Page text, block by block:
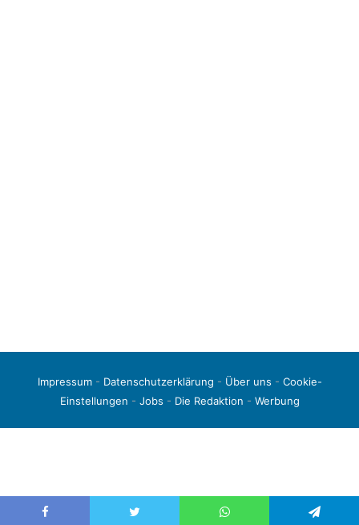
Impressum- Datenschutzerklärung - Über uns - Cookie-
Einstellungen - Jobs - Die Redaktion - Werbung